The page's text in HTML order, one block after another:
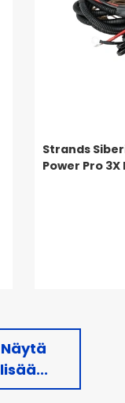
Strands
Power Pro 3X
Näytä
lisää...